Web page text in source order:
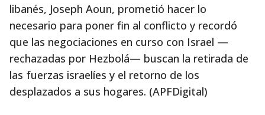
libanés, Joseph Aoun, prometió hacer lo
necesario para poner fin al conflicto y recordó
que las negociaciones en curso con Israel —
rechazadas por Hezbolá— buscan la retirada de
las fuerzas israelíes y el retorno de los
desplazados a sus hogares. (APFDigital)